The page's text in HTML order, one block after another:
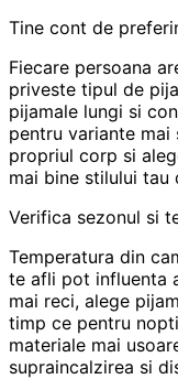
Tine cont de
Fiecare persoana
priveste tipul de
pijamale lungi si
pentru variante
propriul corp si
mai bine stilului
Verifica sezonul si
Temperatura din
te afli pot influenta
mai reci, alege
timp ce pentru
materiale mai
supraincalzirea si